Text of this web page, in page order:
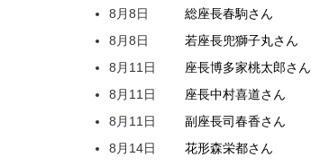
8月8日
総座長春駒さん
8月8日
若座長兜獅子丸さん
8月11日
座長博多家桃太郎さん
8月11日
座長中村喜道さん
8月11日
副座長司春香さん
8月14日
花形森栄都さん